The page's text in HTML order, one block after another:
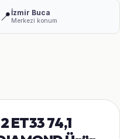
📍İzmir Buca
Merkezi konum
ET33 74,1